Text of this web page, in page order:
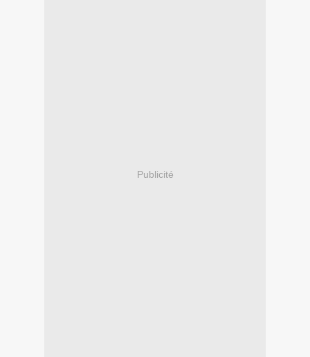
Publicité